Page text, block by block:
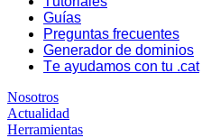
Guías
Preguntas frecuentes
Generador de dominios
Te ayudamos con tu .cat
Nosotros
Actualidad
Herramientas